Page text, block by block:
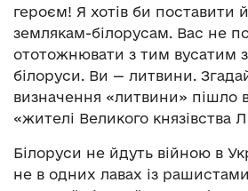
героєм! Я хотів би поставити
землякам-білорусам. Вас не
ототожнювати з тим вусатим
білоруси. Ви — литвини.
визначення «литвини» пішло
«жителі Великого князівства
Білоруси не йдуть війною в
не в одних лавах із